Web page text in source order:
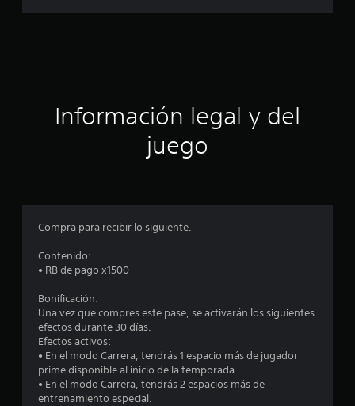
f
a
o
Información legal y del
juego
Compra para recibir lo siguiente.
Contenido:
• RB de pago x1500
Bonificación:
Una vez que compres este pase, se activarán los siguientes
efectos durante 30 días.
Efectos activos:
• En el modo Carrera, tendrás 1 espacio más de jugador
prime disponible al inicio de la temporada.
• En el modo Carrera, tendrás 2 espacios más de
entrenamiento especial.